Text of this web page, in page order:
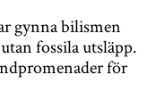
gynna bilismen
fossila utsläpp.
för